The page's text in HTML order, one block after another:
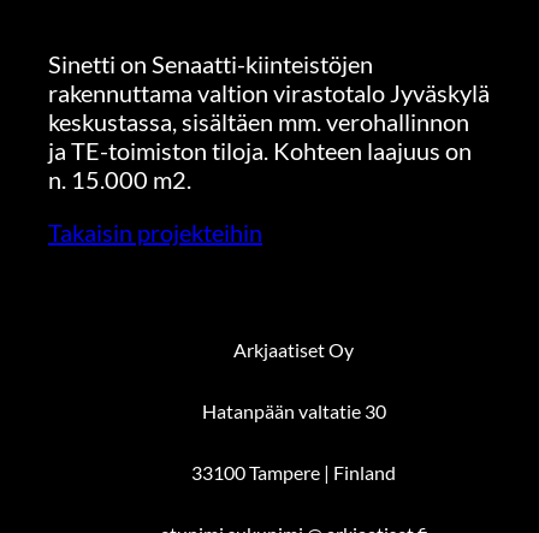
Sinetti on Senaatti-kiinteistöjen
rakennuttama valtion virastotalo Jyväskylä
keskustassa, sisältäen mm. verohallinnon
ja TE-toimiston tiloja. Kohteen laajuus on
n. 15.000 m2.
Takaisin projekteihin
Arkjaatiset Oy
Hatanpään valtatie 30
33100 Tampere | Finland